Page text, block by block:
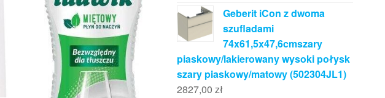
Geberit iCon z dwoma
szufladami
74x61,5x47,6cmszary
piaskowy/lakierowany wysoki połysk
szary piaskowy/matowy (502304JL1)
2827,00 zł